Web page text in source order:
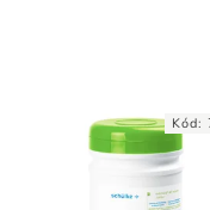
Kód: